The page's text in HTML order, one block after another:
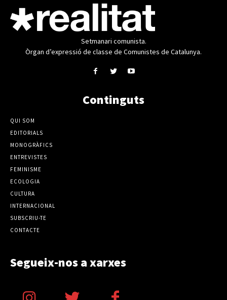
Setmanari comunista.
Òrgan d’expressió de classe de Comunistes de Catalunya.
Continguts
QUI SOM
EDITORIALS
MONOGRÀFICS
ENTREVISTES
FEMINISME
ECOLOGIA
CULTURA
INTERNACIONAL
SUBSCRIU-TE
CONTACTE
Segueix-nos a xarxes